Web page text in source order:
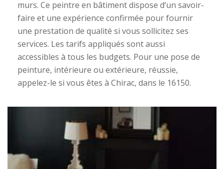
murs. Ce peintre en bâtiment dispose d’un savoir-
faire et une expérience confirmée pour fournir
une prestation de qualité si vous sollicitez ses
services. Les tarifs appliqués sont aussi
accessibles à tous les budgets. Pour une pose de
peinture, intérieure ou extérieure, réussie,
appelez-le si vous êtes à Chirac, dans le 16150.